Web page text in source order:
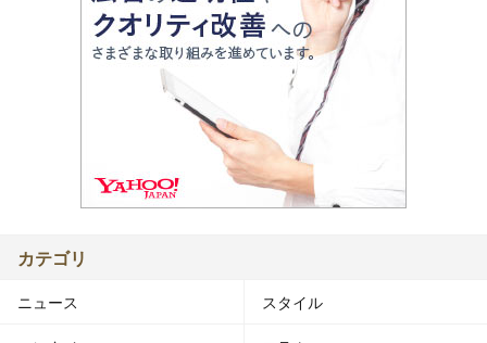
カテゴリ
ニュース スタイル